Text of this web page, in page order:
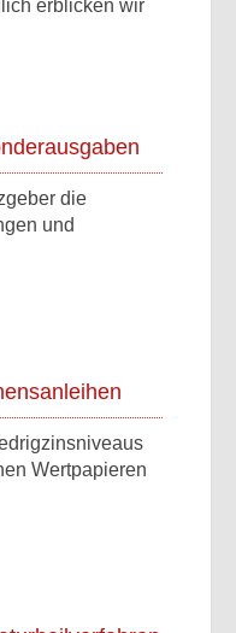
erblicken wir
die
und
Wertpapieren